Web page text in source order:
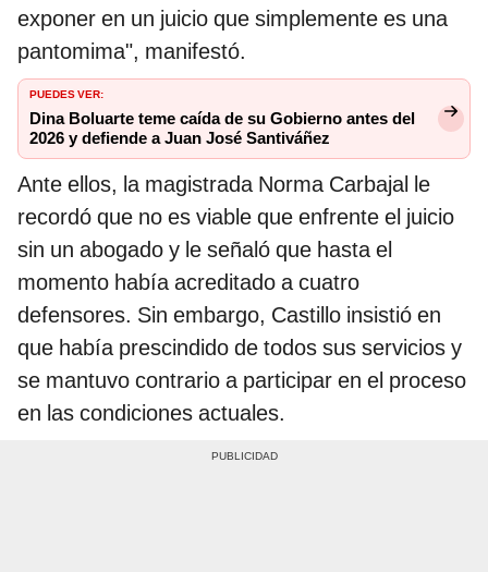
exponer en un juicio que simplemente es una
pantomima", manifestó.
PUEDES VER:
Dina Boluarte teme caída de su Gobierno antes del
2026 y defiende a Juan José Santiváñez
Ante ellos, la magistrada Norma Carbajal le
recordó que no es viable que enfrente el juicio
sin un abogado y le señaló que hasta el
momento había acreditado a cuatro
defensores. Sin embargo, Castillo insistió en
que había prescindido de todos sus servicios y
se mantuvo contrario a participar en el proceso
en las condiciones actuales.